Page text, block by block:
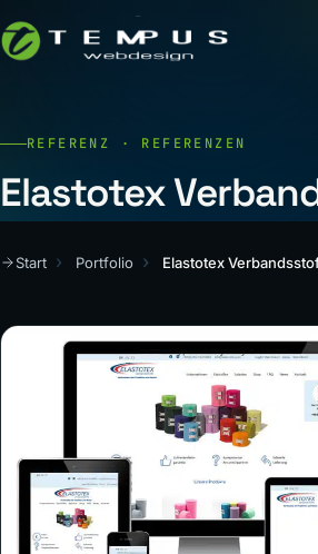
REFERENZ · REFERENZEN
Elastotex
Start Portfolio Elastotex